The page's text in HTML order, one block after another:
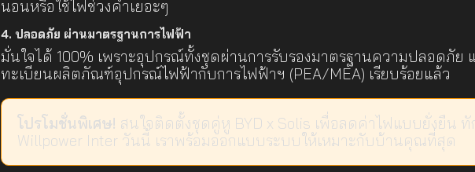
นอนหรือใช้ไฟช่วงค่ำเยอะๆ
4. ปลอดภัย ผ่านมาตรฐานการไฟฟ้า
มั่นใจได้ 100% เพราะอุปกรณ์ทั้งชุดผ่านการรับรองมาตรฐานความปลอดภัย
ทะเบียนผลิตภัณฑ์อุปกรณ์ไฟฟ้ากับการไฟฟ้าฯ (PEA/MEA) เรียบร้อยแล้ว
โปรโมชั่นพิเศษ! สนใจติดตั้งชุดคู่หู BYD x Solis เพื่อลดค่าไฟแบบยั่งยืน
Willpower Inter วันนี้ เราพร้อมออกแบบระบบให้เหมาะกับบ้านคุณที่สุด